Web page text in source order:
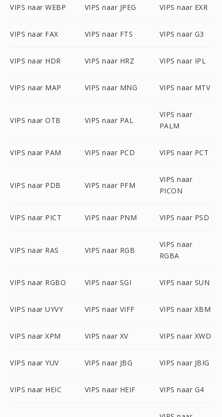
VIPS naar WEBP VIPS naar JPEG VIPS naar EXR
VIPS naar FAX VIPS naar FTS VIPS naar G3
VIPS naar HDR VIPS naar HRZ VIPS naar IPL
VIPS naar MAP VIPS naar MNG VIPS naar MTV
VIPS naar OTB VIPS naar PAL
VIPS naar
PALM
VIPS naar PAM VIPS naar PCD VIPS naar PCT
VIPS naar PDB VIPS naar PFM
VIPS naar
PICON
VIPS naar PICT VIPS naar PNM VIPS naar PSD
VIPS naar RAS VIPS naar RGB
VIPS naar
RGBA
VIPS naar RGBO VIPS naar SGI VIPS naar SUN
VIPS naar UYVY VIPS naar VIFF VIPS naar XBM
VIPS naar XPM VIPS naar XV VIPS naar XWD
VIPS naar YUV VIPS naar JBG VIPS naar JBIG
VIPS naar HEIC VIPS naar HEIF VIPS naar G4